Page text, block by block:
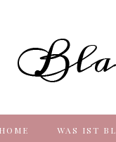
HOME WAS IST